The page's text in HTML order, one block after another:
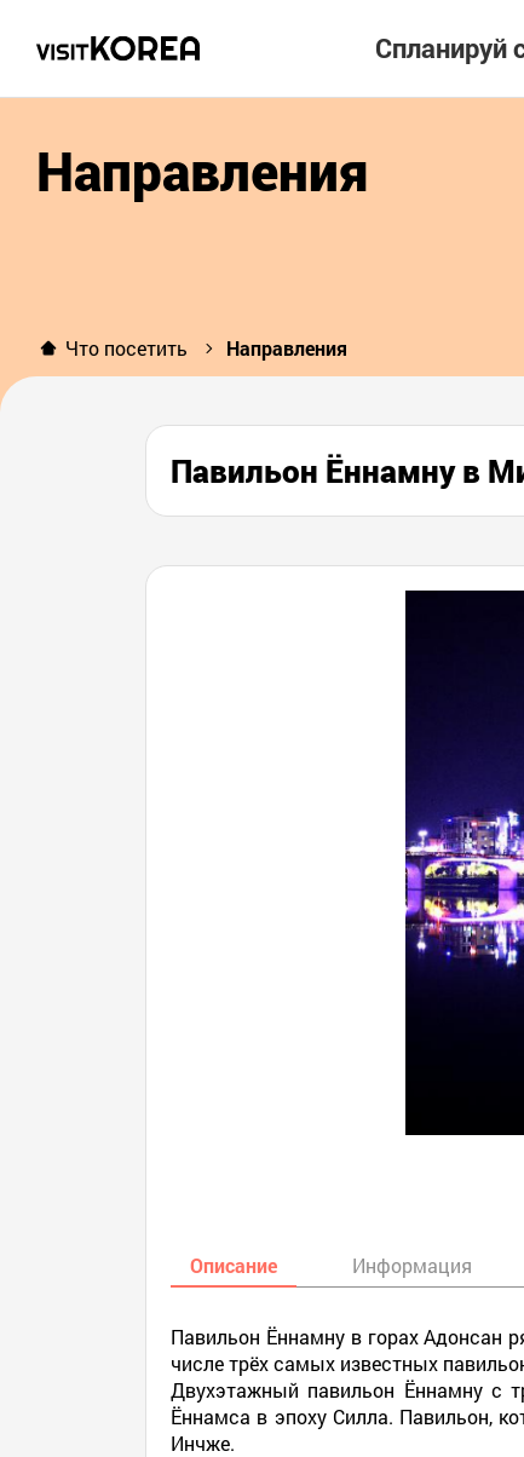
Спланируй
Направления
Что посетить Направления
Павильон Ённамну в
Описание Информация
Павильон Ённамну в горах Адонсан
числе трёх самых известных
Двухэтажный павильон Ённамну с
Ённамса в эпоху Силла. Павильон,
Инчже.